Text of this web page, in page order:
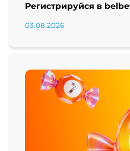
Регистрируйся в
03.08.2026